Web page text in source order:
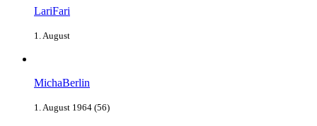
LariFari
1. August
MichaBerlin
1. August 1964 (56)